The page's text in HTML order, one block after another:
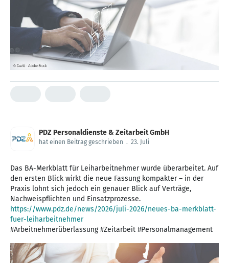
PDZ Personaldienste & Zeitarbeit GmbH
hat einen Beitrag geschrieben . 23. Juli
Das BA-Merkblatt für Leiharbeitnehmer wurde überarbeitet. Auf
den ersten Blick wirkt die neue Fassung kompakter – in der
Praxis lohnt sich jedoch ein genauer Blick auf Verträge,
https://www.pdz.de/news/2026/juli-2026/neues-ba-merkblatt-
fuer-leiharbeitnehmer
#Arbeitnehmerüberlassung #Zeitarbeit #Personalmanagement